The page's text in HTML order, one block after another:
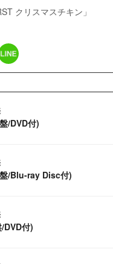
クリスマスチキン」
/DVD付)
/Blu-ray Disc付)
DVD付)